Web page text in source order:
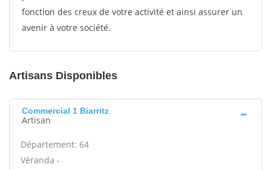
fonction des creux de votre activité et ainsi assurer un
avenir à votre société.
Artisans Disponibles
Commercial 1 Biarritz
Artisan
Département: 64
Véranda -